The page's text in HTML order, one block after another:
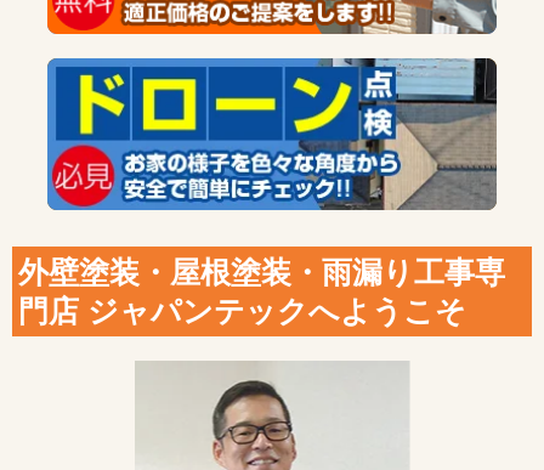
外壁塗装・屋根塗装・雨漏り工事専
門店 ジャパンテックへようこそ